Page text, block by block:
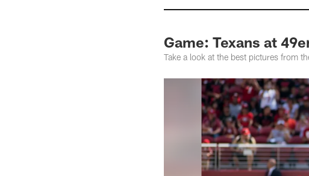
Game: Texans at
Take a look at the best pictures from